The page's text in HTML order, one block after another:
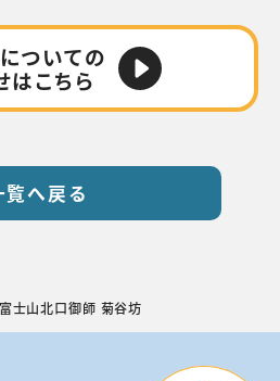
ついての
はこちら
覧へ戻る
富士山北口御師 菊谷坊